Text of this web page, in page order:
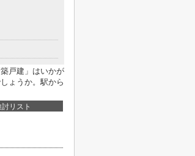
戸建」はいかが
ょうか。駅から
討リスト